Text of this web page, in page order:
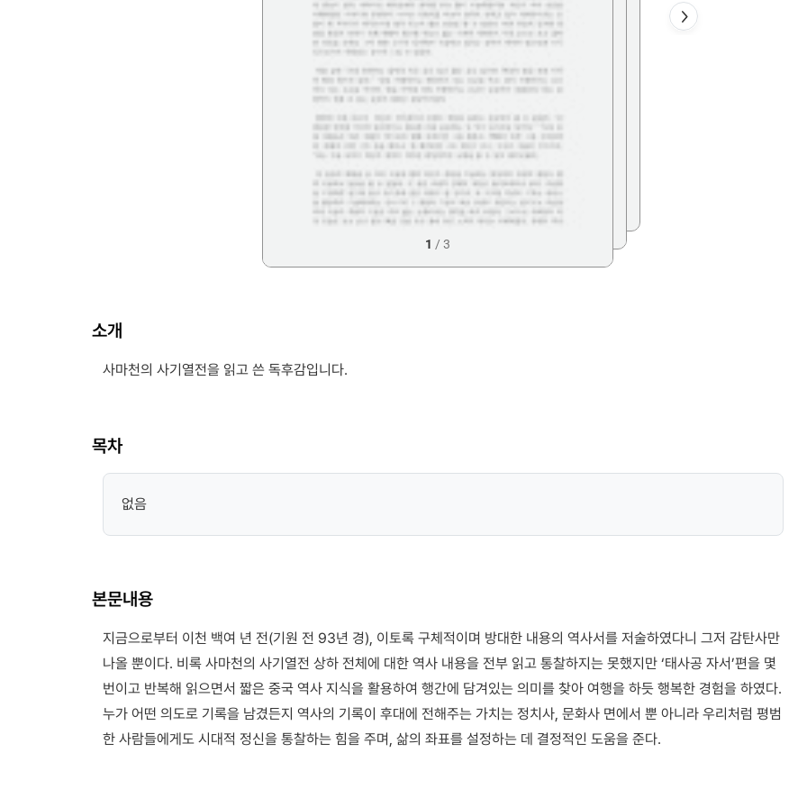
1 / 3
소개
사마천의 사기열전을 읽고 쓴 독후감입니다.
목차
없음
본문내용
지금으로부터 이천 백여 년 전(기원 전 93년 경), 이토록 구체적이며 방대한 내용의 역사서를 저술하였다니 그저 감탄사만
나올 뿐이다. 비록 사마천의 사기열전 상하 전체에 대한 역사 내용을 전부 읽고 통찰하지는 못했지만 ‘태사공 자서’편을 몇
번이고 반복해 읽으면서 짧은 중국 역사 지식을 활용하여 행간에 담겨있는 의미를 찾아 여행을 하듯 행복한 경험을 하였다.
누가 어떤 의도로 기록을 남겼든지 역사의 기록이 후대에 전해주는 가치는 정치사, 문화사 면에서 뿐 아니라 우리처럼 평범
한 사람들에게도 시대적 정신을 통찰하는 힘을 주며, 삶의 좌표를 설정하는 데 결정적인 도움을 준다.